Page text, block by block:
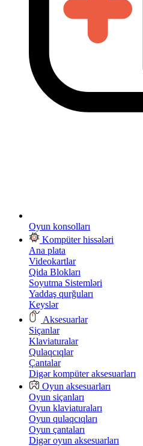
Oyun konsolları
Kompüter hissələri
Ana plata
Videokartlar
Qida Blokları
Soyutma Sistemləri
Yaddaş qurğuları
Keyslər
Aksesuarlar
Siçanlar
Klaviaturalar
Qulaqcıqlar
Çantalar
Digər kompüter aksesuarları
Oyun aksesuarları
Oyun siçanları
Oyun klaviaturaları
Oyun qulaqcıqları
Oyun çantaları
Digər oyun aksesuarları